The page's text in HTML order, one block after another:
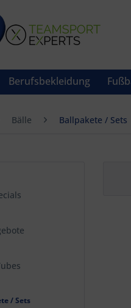
Berufsbekleidung
Bälle Ballpakete / Sets
/ Sets